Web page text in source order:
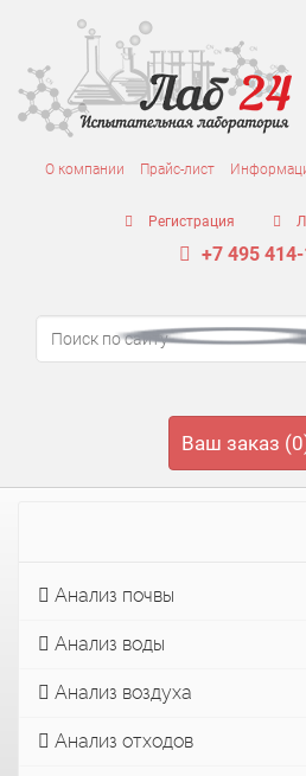
О компании Прайс-лист
Регистрация
+7 495
Ваш заказ
Анализ почвы
Анализ воды
Анализ воздуха
Анализ отходов